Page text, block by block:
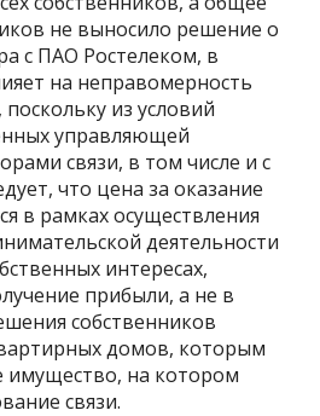
не выносило решение о
с ПАО Ростелеком, в
на неправомерность
из условий
управляющей
связи, в том числе и с
что цена за оказание
в рамках осуществления
деятельности
интересах,
прибыли, а не в
собственников
домов, которым
на котором
связи.